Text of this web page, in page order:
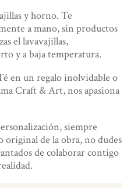
y horno. Te
a mano, sin productos
el lavavajillas,
y a baja temperatura.
en un regalo inolvidable o
Craft & Art, nos apasiona
siempre
original de la obra, no dudes
de colaborar contigo